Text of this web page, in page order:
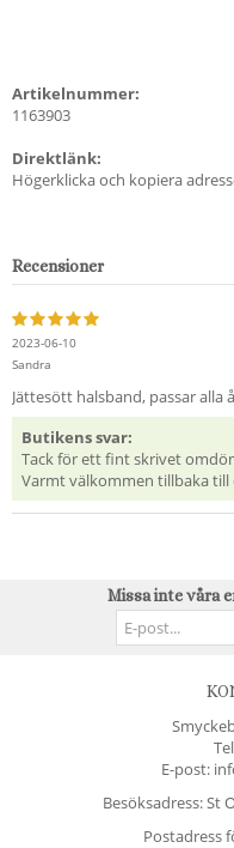
Artikelnummer:
1163903
Direktlänk:
Högerklicka och kopiera
Recensioner
2023-06-10
Sandra
Jättesött halsband, passar alla
Butikens svar:
Tack för ett fint skrivet
Varmt välkommen tillbaka till
Missa inte våra
E-post:
Besöksadress: St
Postadress